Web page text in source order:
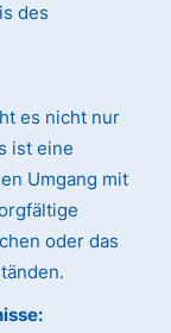
des
es nicht nur
ist eine
Umgang mit
oder das